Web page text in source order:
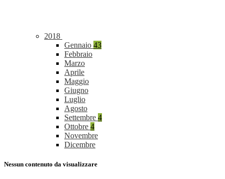
2018
Gennaio 43
Febbraio
Marzo
Aprile
Maggio
Giugno
Luglio
Agosto
Settembre 4
Ottobre 4
Novembre
Dicembre
Nessun contenuto da visualizzare